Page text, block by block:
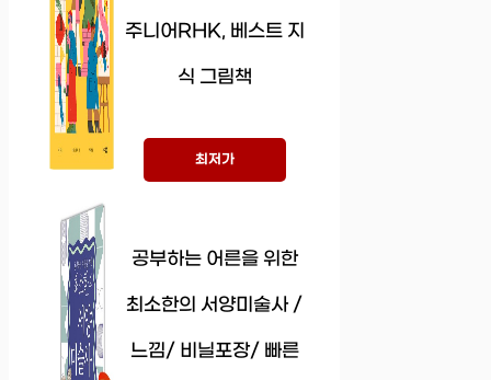
주니어RHK, 베스트 지
식 그림책
최저가
공부하는 어른을 위한
최소한의 서양미술사 /
느낌/ 비닐포장/ 빠른